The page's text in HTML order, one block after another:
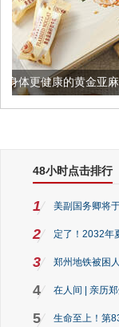
籽，我们把它加到了
48小时点击排行
1 美副国务卿将
2 定了！2032年
3 郑州地铁被困
4 在人间 | 亲历
5 生命至上！第